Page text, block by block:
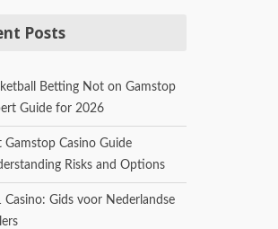
Posts
Betting Not on Gamstop
Guide for 2026
Gamstop Casino Guide
Risks and Options
Casino: Gids voor Nederlandse